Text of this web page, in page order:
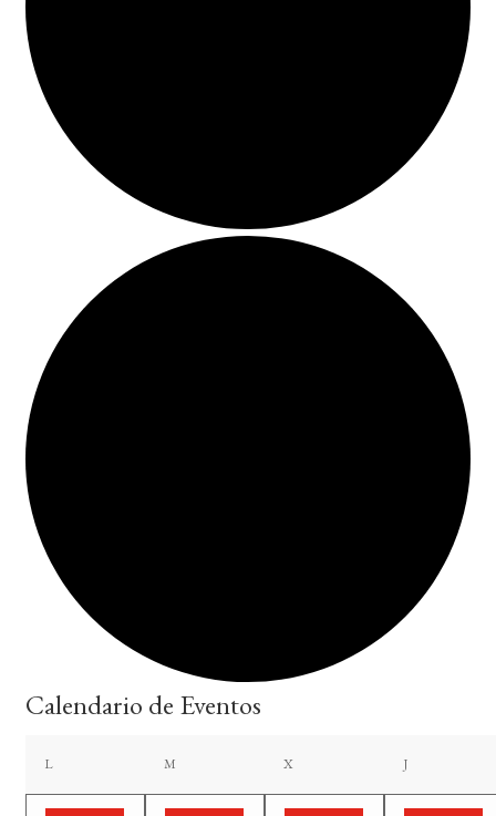
Calendario de Eventos
Llunes Mmartes Xmiércoles Jjueves